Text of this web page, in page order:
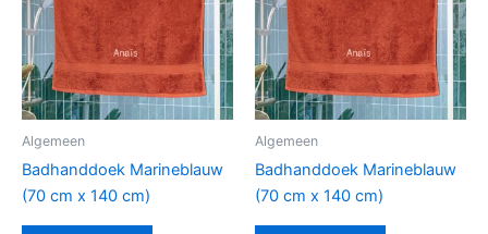
Algemeen
Badhanddoek Marineblauw
(70 cm x 140 cm)
Algemeen
Badhanddoek Marineblauw
(70 cm x 140 cm)